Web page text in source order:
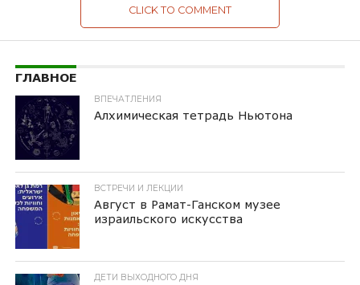
CLICK TO COMMENT
ГЛАВНОЕ
ВПЕЧАТЛЕНИЯ
Алхимическая тетрадь Ньютона
ВСТРЕЧИ И ЛЕКЦИИ
Август в Рамат-Ганском музее
израильского искусства
ДЕТИ ВЫХОДНОГО ДНЯ